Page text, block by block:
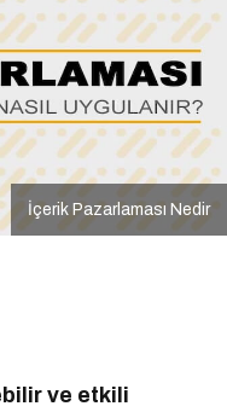
İçerik Pazarlaması Nedir
ve etkili